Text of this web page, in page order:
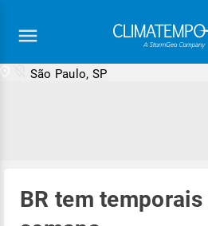
São Paulo, SP
BR tem